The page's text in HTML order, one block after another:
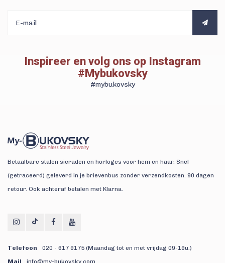
Inspireer en volg ons op Instagram
#Mybukovsky
#mybukovsky
Betaalbare stalen sieraden en horloges voor hem en haar. Snel
(getraceerd) geleverd in je brievenbus zonder verzendkosten. 90 dagen
retour. Ook achteraf betalen met Klarna.
Telefoon
020 - 617 9175 (Maandag tot en met vrijdag 09-19u.)